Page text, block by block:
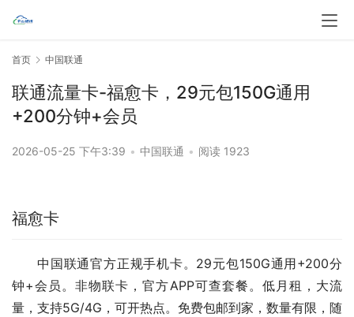
首页 中国联通
联通流量卡-福愈卡，29元包150G通用
+200分钟+会员
2026-05-25 下午3:39 • 中国联通 • 阅读 1923
福愈卡
中国联通官方正规手机卡。29元包150G通用+200分
钟+会员。非物联卡，官方APP可查套餐。低月租，大流
量，支持5G/4G，可开热点。免费包邮到家，数量有限，随